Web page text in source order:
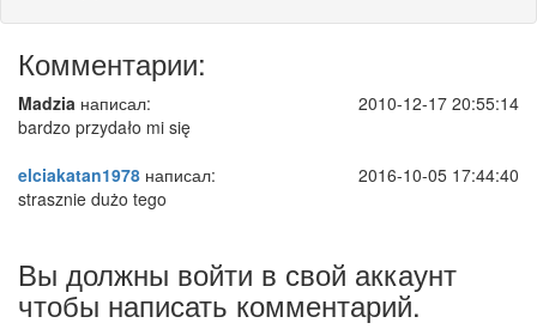
Комментарии:
Madzia написал:
2010-12-17 20:55:14
bardzo przydało mi się
elciakatan1978 написал:
2016-10-05 17:44:40
strasznie dużo tego
Вы должны войти в свой аккаунт
чтобы написать комментарий.